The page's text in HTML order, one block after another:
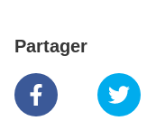
Partager